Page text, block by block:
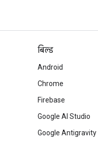
बिल्ड
Android
Chrome
Firebase
Google AI Studio
Google Antigravity